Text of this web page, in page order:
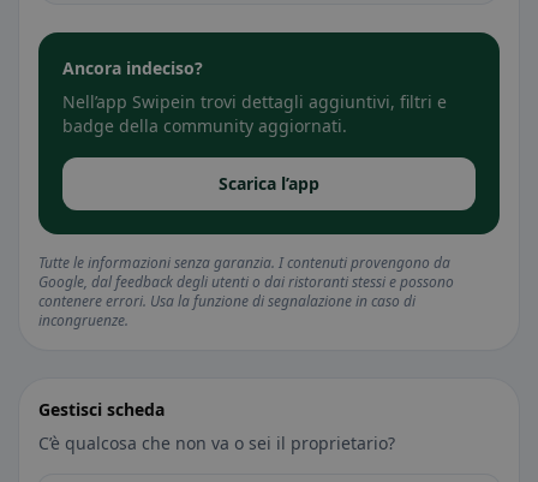
Ancora indeciso?
Nell’app Swipein trovi dettagli aggiuntivi, filtri e
badge della community aggiornati.
Scarica l’app
Tutte le informazioni senza garanzia. I contenuti provengono da
Google, dal feedback degli utenti o dai ristoranti stessi e possono
contenere errori. Usa la funzione di segnalazione in caso di
incongruenze.
Gestisci scheda
C’è qualcosa che non va o sei il proprietario?